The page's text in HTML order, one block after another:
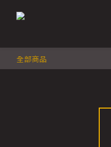
全部商品